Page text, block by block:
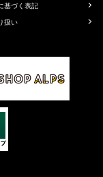
基づく表記
扱い